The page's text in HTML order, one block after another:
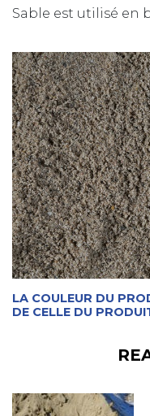
Sable est utilisé en
LA COULEUR DU
DE CELLE DU